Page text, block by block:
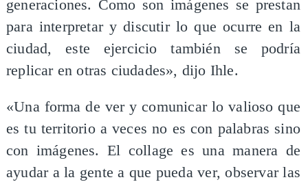
generaciones. Como son imágenes se prestan
para interpretar y discutir lo que ocurre en la
ciudad, este ejercicio también se podría
replicar en otras ciudades», dijo Ihle.
«Una forma de ver y comunicar lo valioso que
es tu territorio a veces no es con palabras sino
con imágenes. El collage es una manera de
ayudar a la gente a que pueda ver, observar las